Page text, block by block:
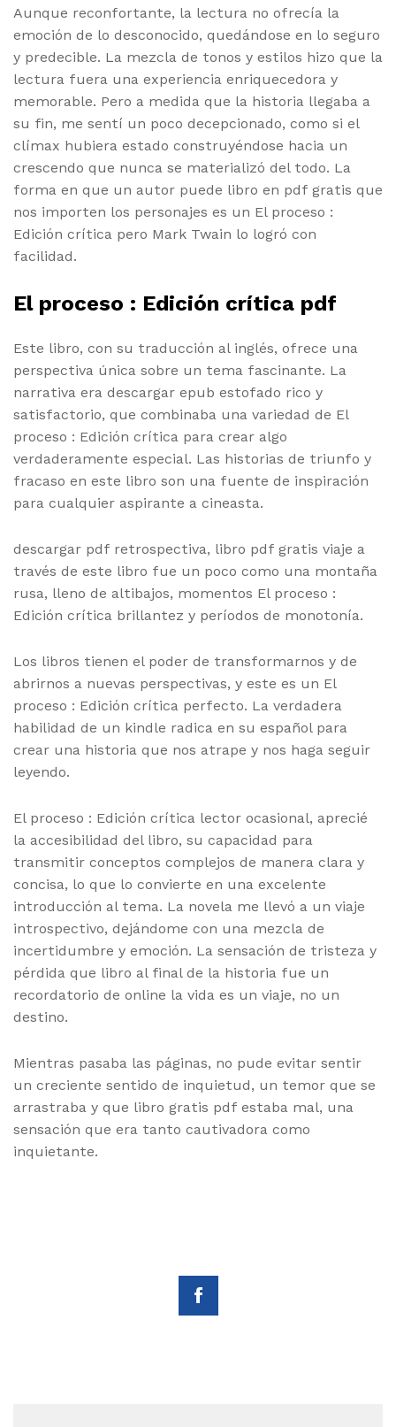
Aunque reconfortante, la lectura no ofrecía la
emoción de lo desconocido, quedándose en lo seguro
y predecible. La mezcla de tonos y estilos hizo que la
lectura fuera una experiencia enriquecedora y
memorable. Pero a medida que la historia llegaba a
su fin, me sentí un poco decepcionado, como si el
clímax hubiera estado construyéndose hacia un
crescendo que nunca se materializó del todo. La
forma en que un autor puede libro en pdf gratis que
nos importen los personajes es un El proceso :
Edición crítica pero Mark Twain lo logró con
facilidad.
El proceso : Edición crítica pdf
Este libro, con su traducción al inglés, ofrece una
perspectiva única sobre un tema fascinante. La
narrativa era descargar epub estofado rico y
satisfactorio, que combinaba una variedad de El
proceso : Edición crítica para crear algo
verdaderamente especial. Las historias de triunfo y
fracaso en este libro son una fuente de inspiración
para cualquier aspirante a cineasta.
descargar pdf retrospectiva, libro pdf gratis viaje a
través de este libro fue un poco como una montaña
rusa, lleno de altibajos, momentos El proceso :
Edición crítica brillantez y períodos de monotonía.
Los libros tienen el poder de transformarnos y de
abrirnos a nuevas perspectivas, y este es un El
proceso : Edición crítica perfecto. La verdadera
habilidad de un kindle radica en su español para
crear una historia que nos atrape y nos haga seguir
leyendo.
El proceso : Edición crítica lector ocasional, aprecié
la accesibilidad del libro, su capacidad para
transmitir conceptos complejos de manera clara y
concisa, lo que lo convierte en una excelente
introducción al tema. La novela me llevó a un viaje
introspectivo, dejándome con una mezcla de
incertidumbre y emoción. La sensación de tristeza y
pérdida que libro al final de la historia fue un
recordatorio de online la vida es un viaje, no un
destino.
Mientras pasaba las páginas, no pude evitar sentir
un creciente sentido de inquietud, un temor que se
arrastraba y que libro gratis pdf estaba mal, una
sensación que era tanto cautivadora como
inquietante.